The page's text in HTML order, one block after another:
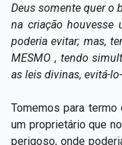
Deus somente quer o
na criação houvesse
poderia evitar; mas,
MESMO, tendo
as leis divinas, evitá-
Tomemos para termo
um proprietário que
perigoso, onde